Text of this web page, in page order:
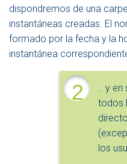
dispondremos de una
instantáneas creadas. El
formado por la fecha y la
instantánea
2
.. y en
todos
los